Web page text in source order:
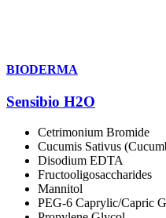
BIODERMA
Sensibio H2O
Cetrimonium Bromide
Cucumis Sativus
Disodium EDTA
Fructooligosaccharides
Mannitol
PEG-6 Caprylic/Capric